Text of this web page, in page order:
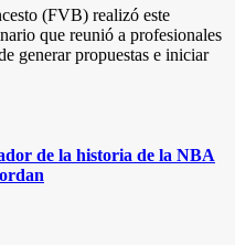
(FVB) realizó este
que reunió a profesionales
generar propuestas e iniciar
de la historia de la NBA